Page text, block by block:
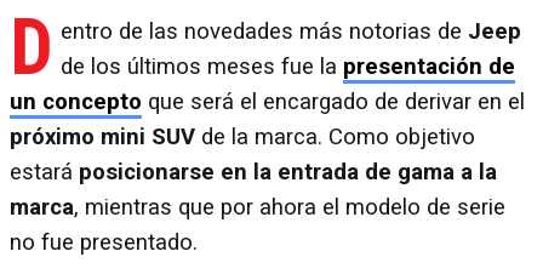
D entro de las novedades más notorias de Jeep
de los últimos meses fue la presentación de
un concepto que será el encargado de derivar en el
próximo mini SUV de la marca. Como objetivo
estará posicionarse en la entrada de gama a la
marca, mientras que por ahora el modelo de serie
no fue presentado.